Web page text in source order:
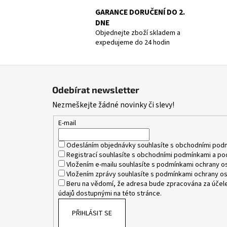
GARANCE DORUČENÍ DO 2.
DNE
Objednejte zboží skladem a
expedujeme do 24 hodin
Odebírat newsletter
Nezmeškejte žádné novinky či slevy!
E-mail
Odesláním objednávky souhlasíte s obchodními
Registrací souhlasíte s obchodními podmínkami a
Vložením e-mailu souhlasíte s podmínkami ochrany
Vložením zprávy souhlasíte s podmínkami ochrany
Beru na vědomí, že adresa bude zpracována za
údajů dostupnými na této stránce.
PŘIHLÁSIT SE